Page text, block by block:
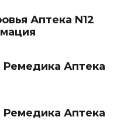
Аптека N12
Аптека
Аптека